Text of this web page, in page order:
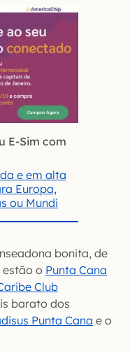
E-Sim com
e em alta
Europa,
ou Mundi
bonita, de
o Punta Cana
Club
barato dos
Punta Cana e o